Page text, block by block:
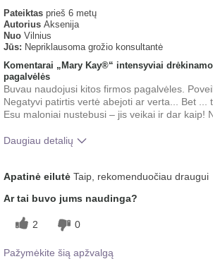
Pateiktas prieš 6 metų
Autorius Aksenija
Nuo Vilnius
Jūs: Nepriklausoma grožio konsultantė
Komentarai „Mary Kay®“ intensyviai
pagalvėlės
Buvau naudojusi kitos firmos pagalvėles.
Negatyvi patirtis vertė abejoti ar verta... Bet ...
Esu maloniai nustebusi – jis veikai ir dar kaip!
Daugiau detalių
šio produkto naudojimo?
Apatinė eilutė Taip, rekomenduočiau draugui
Ar tai buvo jums naudinga?
2 0
Pažymėkite šią apžvalgą